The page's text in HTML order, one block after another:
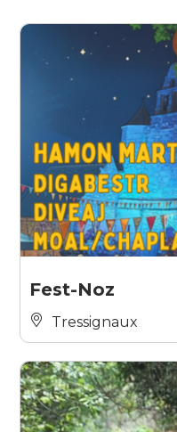
Fest-Noz
Tressignaux